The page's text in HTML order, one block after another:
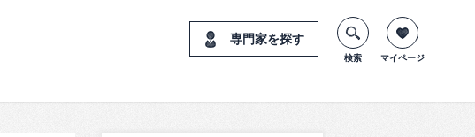
専門家を探す
検索 マイページ